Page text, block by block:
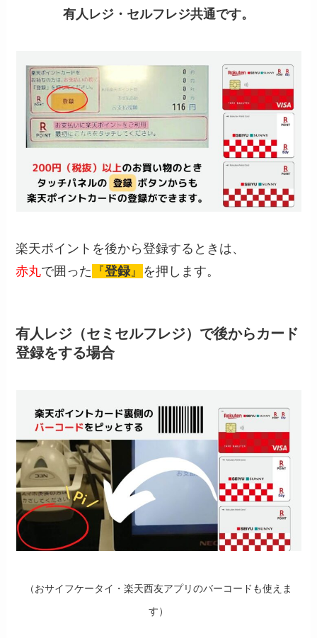
有人レジ・セルフレジ共通です。
楽天ポイントを後から登録するときは、
赤丸で囲った 『登録』 を押します。
有人レジ（セミセルフレジ）で後からカード
登録をする場合
（おサイフケータイ・楽天西友アプリのバーコードも使えま
す）